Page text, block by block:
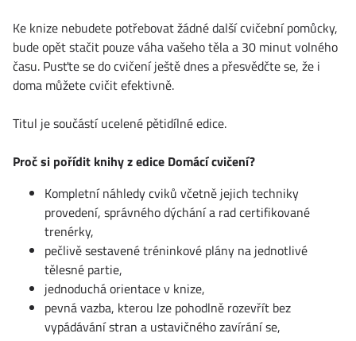
Ke knize nebudete potřebovat žádné další cvičební pomůcky,
bude opět stačit pouze váha vašeho těla a 30 minut volného
času. Pusťte se do cvičení ještě dnes a přesvědčte se, že i
doma můžete cvičit efektivně.
Titul je součástí ucelené pětidílné edice.
Proč si pořídit knihy z edice Domácí cvičení?
Kompletní náhledy cviků včetně jejich techniky
provedení, správného dýchání a rad certifikované
trenérky,
pečlivě sestavené tréninkové plány na jednotlivé
tělesné partie,
jednoduchá orientace v knize,
pevná vazba, kterou lze pohodlně rozevřít bez
vypádávání stran a ustavičného zavírání se,